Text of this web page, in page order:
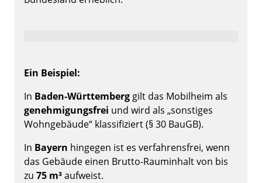
Ein Beispiel:
In Baden-Württemberg gilt das Mobilheim als
genehmigungsfrei und wird als „sonstiges
Wohngebäude“ klassifiziert (§ 30 BauGB).
In Bayern hingegen ist es verfahrensfrei, wenn
das Gebäude einen Brutto-Rauminhalt von bis
zu 75 m³aufweist.